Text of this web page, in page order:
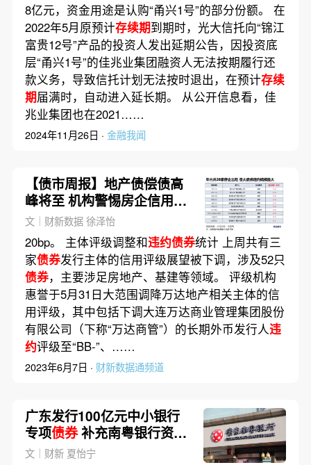
8亿元，资金用途是认购“甬兴1号”的部分份额。 在
2022年5月原预计存续期到期时，光大信托向“锦江
富贵12号”产品的投资人发出延期公告，因投资底
层“甬兴1号”的佳兆业集团融资人无法按期履行还
款义务，导致信托计划无法按时退出，在预计存续
期届满时，自动进入延长期。 从公开信息看，佳
兆业集团也在2021……
2024年11月26日 · 金融我闻
【债市周报】地产债偿债高
峰将至 机构警惕房企信用风
险反复
文｜财新数据 徐泽怡
20bp。 主体评级调整和违约债券统计 上周共有三
家债券发行主体的信用评级展望被下调，涉及52只
债券，主要涉足房地产、基建等领域。 评级机构
惠誉于5月31日大范围调降万达地产相关主体的信
用评级，其中包括下调大连万达商业管理集团股份
有限公司（下称“万达商管”）的长期外币发行人违
约评级至“BB-”、……
2023年6月7日 · 财新数据通频道
广东发行100亿元中小银行
专项债券补充南粤银行资本
金
文｜财新 夏怡宁